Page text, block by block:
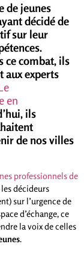
de jeunes
décidé de
sur leur
ce combat, ils
aux experts
en
ils
de nos villes
professionnels de
décideurs
sur l’urgence de
d’échange, ce
la voix de celles
.